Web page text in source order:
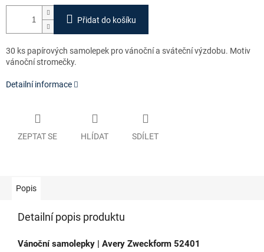
Přidat do košíku
30 ks papírových samolepek pro vánoční a sváteční výzdobu. Motiv
vánoční stromečky.
Detailní informace
ZEPTAT SE HLÍDAT SDÍLET
Popis
Detailní popis produktu
Vánoční samolepky | Avery Zweckform 52401